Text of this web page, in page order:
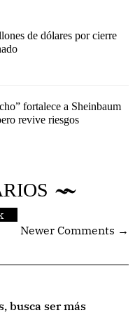
de dólares por cierre
fortalece a Sheinbaum
revive riesgos
Newer Comments →
busca ser más